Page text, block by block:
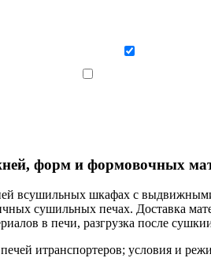
форм и формовочных
всушильных шкафах с
сушильных печах. Доставка
в печи, разгрузка после
итранспортеров; условия и